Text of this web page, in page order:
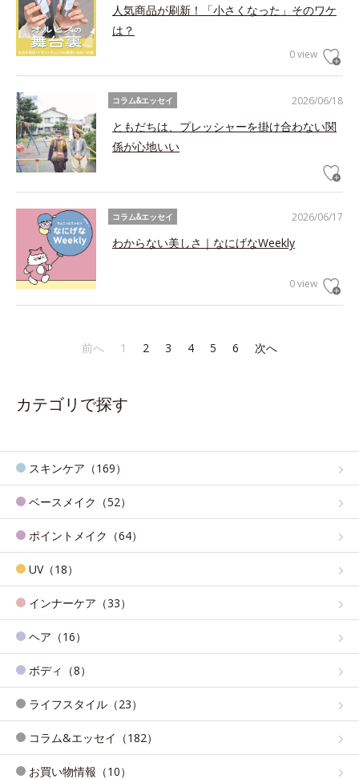
人気商品が刷新！「小さくなった」そのワケ
は？
0 view
2026/06/18
コラム&エッセイ
ともだちは、プレッシャーを掛け合わない関
係が心地いい
2026/06/17
コラム&エッセイ
わからない美しさ｜なにげなWeekly
0 view
前へ 1 2 3 4 5 6 次へ
カテゴリで探す
スキンケア（169）
ベースメイク（52）
ポイントメイク（64）
UV（18）
インナーケア（33）
ヘア（16）
ボディ（8）
ライフスタイル（23）
コラム&エッセイ（182）
お買い物情報（10）